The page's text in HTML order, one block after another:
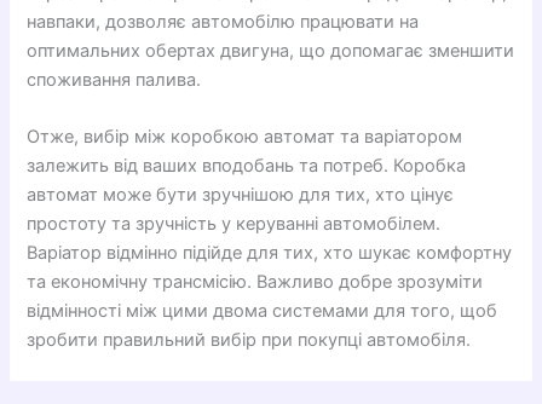
навпаки, дозволяє автомобілю працювати на
оптимальних обертах двигуна, що допомагає зменшити
споживання палива.
Отже, вибір між коробкою автомат та варіатором
залежить від ваших вподобань та потреб. Коробка
автомат може бути зручнішою для тих, хто цінує
простоту та зручність у керуванні автомобілем.
Варіатор відмінно підійде для тих, хто шукає комфортну
та економічну трансмісію. Важливо добре зрозуміти
відмінності між цими двома системами для того, щоб
зробити правильний вибір при покупці автомобіля.